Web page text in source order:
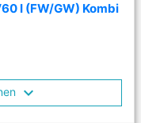
I (FW/GW) Kombi